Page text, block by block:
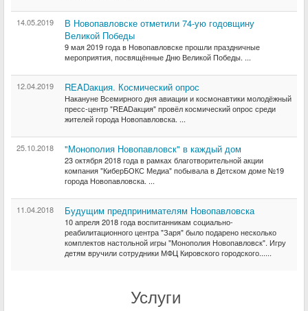
14.05.2019
В Новопавловске отметили 74-ую годовщину
Великой Победы
9 мая 2019 года в Новопавловске прошли праздничные
мероприятия, посвящённые Дню Великой Победы. ...
12.04.2019 READакция. Космический опрос
Накануне Всемирного дня авиации и космонавтики молодёжный
пресс-центр "READакция" провёл космический опрос среди
жителей города Новопавловска. ...
25.10.2018 "Монополия Новопавловск" в каждый дом
23 октября 2018 года в рамках благотворительной акции
компания "КиберБОКС Медиа" побывала в Детском доме №19
города Новопавловска. ...
11.04.2018 Будущим предпринимателям Новопавловска
10 апреля 2018 года воспитанникам социально-
реабилитационного центра "Заря" было подарено несколько
комплектов настольной игры "Монополия Новопавловск". Игру
детям вручили сотрудники МФЦ Кировского городского......
Услуги